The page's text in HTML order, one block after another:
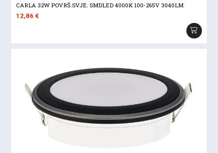
CARLA 32W POVRŠ.SVJE. SMDLED 4000K 100-265V 3040LM
12,86€